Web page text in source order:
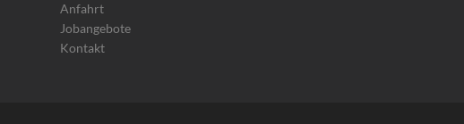
Anfahrt
Jobangebote
Kontakt